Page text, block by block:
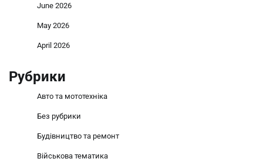
June 2026
May 2026
April 2026
Рубрики
Авто та мототехніка
Без рубрики
Будівництво та ремонт
Військова тематика